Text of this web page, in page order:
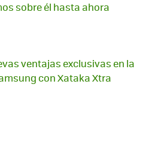
sobre él hasta ahora
ventajas exclusivas en la
con Xataka Xtra